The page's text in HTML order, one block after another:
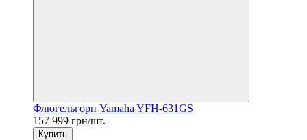
Флюгельгорн Yamaha YFH-631GS
157 999 грн/шт.
Купить